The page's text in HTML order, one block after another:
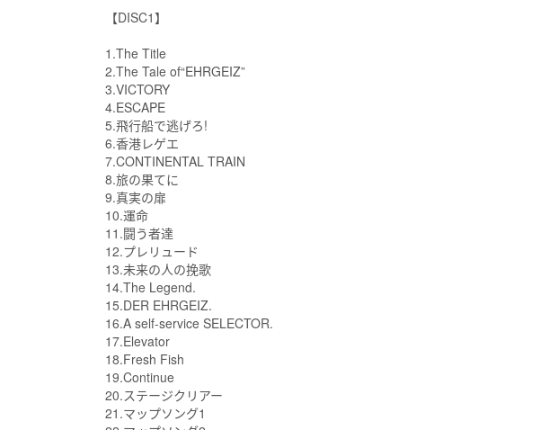
【DISC1】
1.The Title
2.The Tale of“EHRGEIZ”
3.VICTORY
4.ESCAPE
5.飛行船で逃げろ!
6.香港レゲエ
7.CONTINENTAL TRAIN
8.旅の果てに
9.真実の扉
10.運命
11.闘う者達
12.プレリュード
13.未来の人の挽歌
14.The Legend.
15.DER EHRGEIZ.
16.A self-service SELECTOR.
17.Elevator
18.Fresh Fish
19.Continue
20.ステージクリアー
21.マップソング1